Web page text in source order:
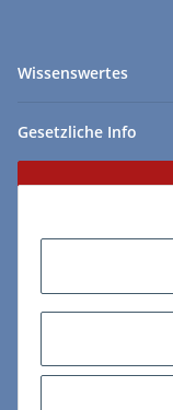
Wissenswertes
Gesetzliche Info